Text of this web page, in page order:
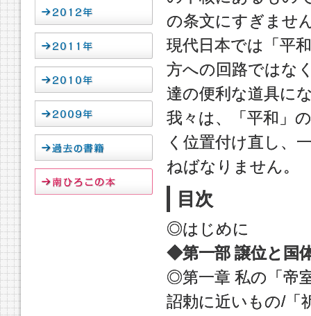
の条文にすぎませ
現代日本では「平
方への回路ではな
達の便利な道具に
我々は、「平和」
く位置付け直し、
ねばなりません。
目次
◎はじめに
◆第一部 譲位と国
◎第一章 私の「帝
詔勅に近いもの/「